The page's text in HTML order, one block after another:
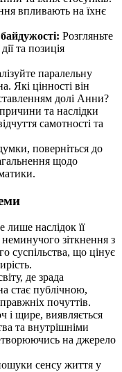
впливають на їхнє
Розгляньте
та позиція
паралельну
Які цінності він
долі Анни?
та наслідки
самотності та
поверніться до
щодо
наслідок її
зіткнення з
суспільства, що цінує
де зрада
стає публічною,
почуттів.
і щире, виявляється
та внутрішніми
на джерело
сенсу життя у